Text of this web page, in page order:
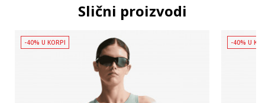
Slični proizvodi
-40% U KORPI -40% U